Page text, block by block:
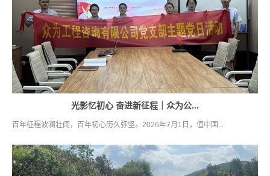
光影忆初心 奋进新征程｜众为公...
百年征程波澜壮阔，百年初心历久弥坚。2026年7月1日，值中国...